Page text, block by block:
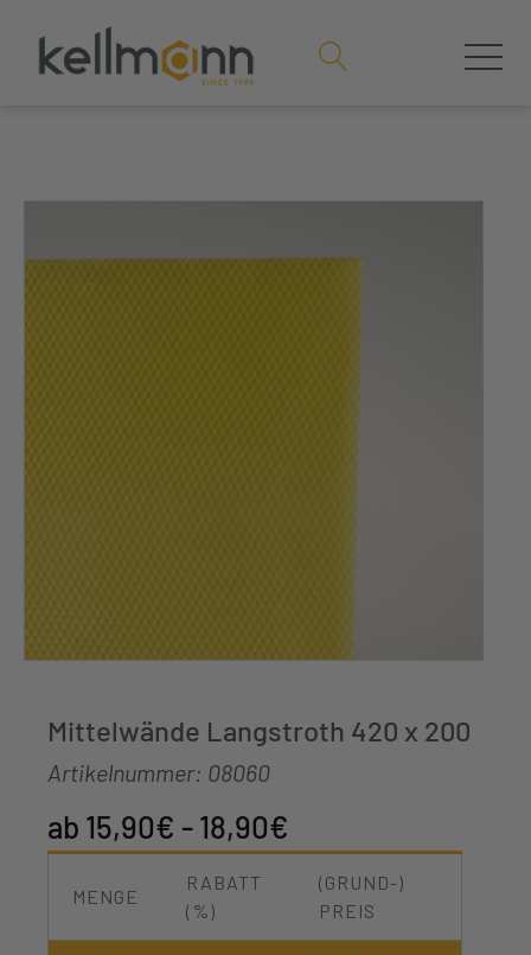
Mittelwände Langstroth 420 x 200
Artikelnummer: 08060
15,90€ -18,90€
MENGE
RABATT
(%)
(GRUND-)
PREIS